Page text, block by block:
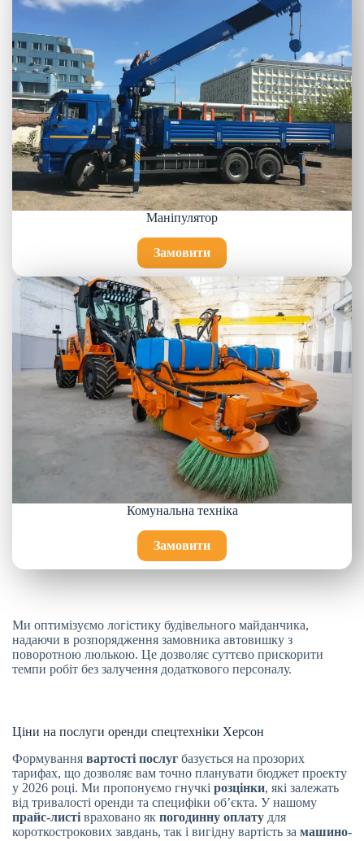
Маніпулятор
Замовити
Комунальна техніка
Замовити
Ми оптимізуємо логістику будівельного майданчика,
надаючи в розпорядження замовника автовишку з
поворотною люлькою. Це дозволяє суттєво прискорити
темпи робіт без залучення додаткового персоналу.
Ціни на послуги оренди спецтехніки Херсон
Формування вартості послуг базується на прозорих
тарифах, що дозволяє вам точно планувати бюджет проекту
у 2026 році. Ми пропонуємо гнучкі розцінки, які залежать
від тривалості оренди та специфіки об’єкта. У нашому
прайс-листі враховано як погодинну оплату для
короткострокових завдань, так і вигідну вартість за машино-